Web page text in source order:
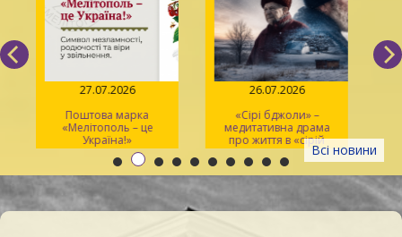
Всі новини
27.07.2026
Поштова марка
«Мелітополь – це
Україна!»
26.07.2026
«Сірі бджоли» –
медитативна драма
про життя в «сірій
зоні»